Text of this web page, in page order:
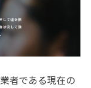
者である現在の